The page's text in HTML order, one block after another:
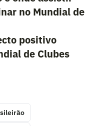
no Mundial de
positivo
de Clubes